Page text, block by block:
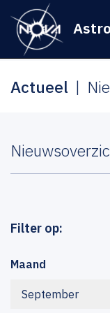
Actueel
Filter op:
Maand
September